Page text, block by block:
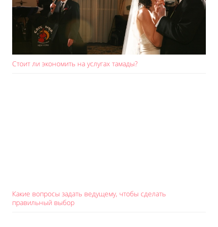
Стоит ли экономить на услугах тамады?
Какие вопросы задать ведущему, чтобы сделать
правильный выбор